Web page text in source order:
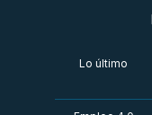
Lo último